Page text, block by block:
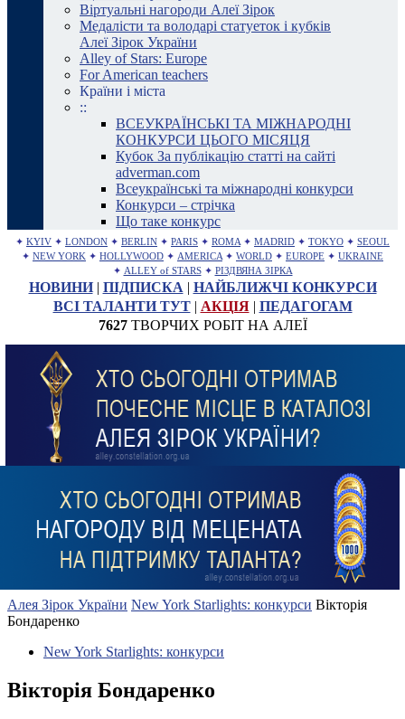
Віртуальні нагороди Алеї Зірок
Медалісти та володарі статуеток і кубків
Алеї Зірок України
Alley of Stars: Europe
For American teachers
Країни і міста
::
ВСЕУКРАЇНСЬКІ ТА МІЖНАРОДНІ
КОНКУРСИ ЦЬОГО МІСЯЦЯ
Кубок За публікацію статті на сайті
adverman.com
Всеукраїнські та міжнародні конкурси
Конкурси – стрічка
Що таке конкурс
✦ KYIV ✦ LONDON ✦ BERLIN ✦ PARIS ✦ ROMA ✦ MADRID ✦ TOKYO ✦ SEOUL
✦ NEW YORK ✦ HOLLYWOOD ✦ AMERICA ✦ WORLD ✦ EUROPE ✦ UKRAINE
✦ ALLEY of STARS ✦ РІЗДВЯНА ЗІРКА
НОВИНИ| ПІДПИСКА | НАЙБЛИЖЧІ КОНКУРСИ
ВСІ ТАЛАНТИ ТУТ| АКЦІЯ| ПЕДАГОГАМ
7627ТВОРЧИХ РОБІТ НА АЛЕЇ
Алея Зірок України New York Starlights: конкурси Вікторія
Бондаренко
New York Starlights: конкурси
Вікторія Бондаренко